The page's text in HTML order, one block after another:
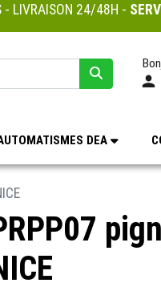
- LIVRAISON 24/48H -
DEA